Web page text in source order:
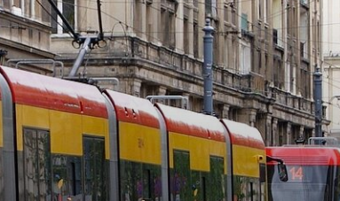
wszystkich planach
W najniższych planach –
darmo przez trzy miesiące
Czytaj więcej